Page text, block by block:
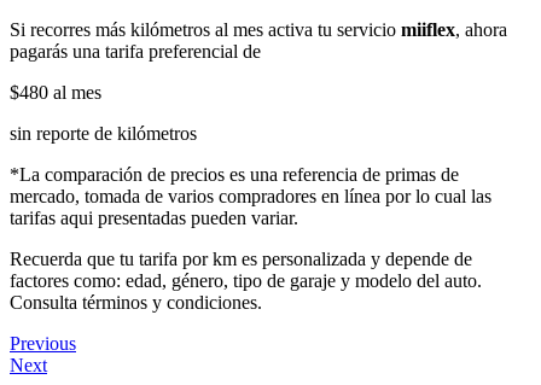
Si recorres más kilómetros al mes activa tu servicio miiflex, ahora
pagarás una tarifa preferencial de
$480 al mes
sin reporte de kilómetros
*La comparación de precios es una referencia de primas de
mercado, tomada de varios compradores en línea por lo cual las
tarifas aqui presentadas pueden variar.
Recuerda que tu tarifa por km es personalizada y depende de
factores como: edad, género, tipo de garaje y modelo del auto.
Consulta términos y condiciones.
Previous
Next